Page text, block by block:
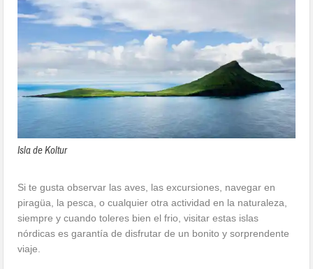
Isla de Koltur
Si te gusta observar las aves, las excursiones, navegar en
piragüa, la pesca, o cualquier otra actividad en la naturaleza,
siempre y cuando toleres bien el frio, visitar estas islas
nórdicas es garantía de disfrutar de un bonito y sorprendente
viaje.